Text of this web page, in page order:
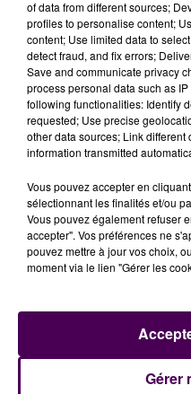
DERNIERS TITRES
7h03
7h03 6h56
6h56
of data from different sources;
profiles to personalise content;
content; Use limited data to
detect fraud, and fix errors;
Save and communicate privacy
process personal data such as
following functionalities: Identify
requested; Use precise
other data sources; Link
information transmitted
Vous pouvez accepter en
sélectionnant les finalités et/ou
Vous pouvez également refuser
accepter". Vos préférences ne
pouvez mettre à jour vos choix,
moment via le lien "Gérer les
Gérer